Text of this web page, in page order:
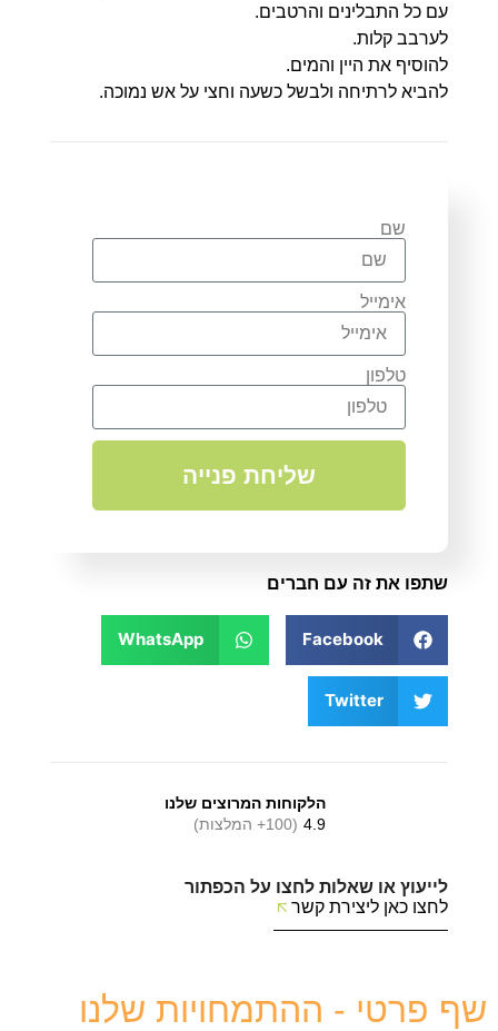
עם כל התבלינים והרטבים.
לערבב קלות.
להוסיף את היין והמים.
להביא לרתיחה ולבשל כשעה וחצי על אש נמוכה.
שם
אימייל
טלפון
שליחת פנייה
שתפו את זה עם חברים
Facebook
WhatsApp
Twitter
הלקוחות המרוצים שלנו
4.9 (100+ המלצות)
לייעוץ או שאלות לחצו על הכפתור
לחצו כאן ליצירת קשר
שף פרטי - ההתמחויות שלנו